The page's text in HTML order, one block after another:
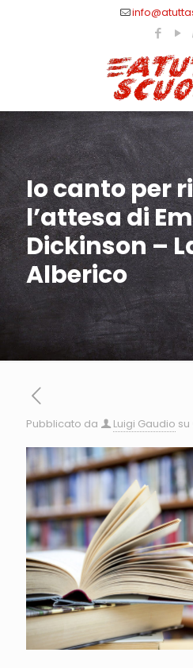
Io canto per
l’attesa di
Dickinson –
Alberico
Pubblicato da Luigi Gaudio su